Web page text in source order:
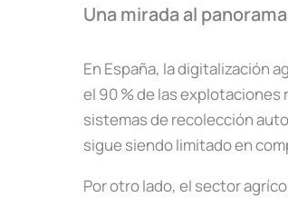
Una mirada al
En España, la digitalización
el 90 % de las
sistemas de recolección
sigue siendo limitado en
Por otro lado, el sector